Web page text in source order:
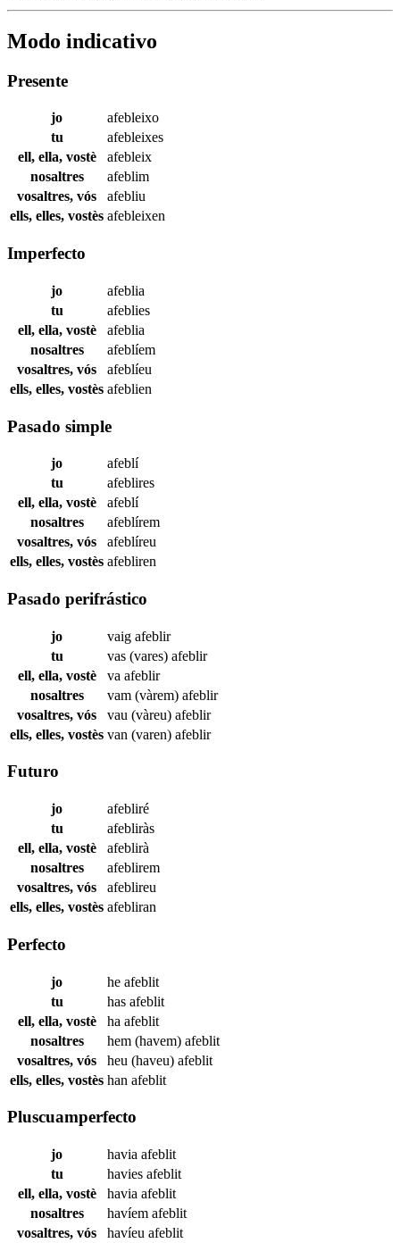
Modo indicativo
Presente
jo
afebleixo
tu
afebleixes
ell, ella, vostè
afebleix
nosaltres
afeblim
vosaltres, vós
afebliu
ells, elles, vostès afebleixen
Imperfecto
jo
afeblia
tu
afeblies
ell, ella, vostè
afeblia
nosaltres
afeblíem
vosaltres, vós
afeblíeu
ells, elles, vostès afeblien
Pasado simple
jo
afeblí
tu
afeblires
ell, ella, vostè
afeblí
nosaltres
afeblírem
vosaltres, vós
afeblíreu
ells, elles, vostès afebliren
Pasado perifrástico
jo vaig afeblir
tu
vas (vares) afeblir
ell, ella, vostè
va afeblir
nosaltres
vam (vàrem) afeblir
vosaltres, vós
vau (vàreu) afeblir
ells, elles, vostès van (varen) afeblir
Futuro
jo
afebliré
tu
afebliràs
ell, ella, vostè
afeblirà
nosaltres
afeblirem
vosaltres, vós
afeblireu
ells, elles, vostès afebliran
Perfecto
jo he afeblit
tu
has afeblit
ell, ella, vostè
ha afeblit
nosaltres
hem (havem) afeblit
vosaltres, vós
heu (haveu) afeblit
ells, elles, vostès han afeblit
Pluscuamperfecto
jo havia afeblit
tu
havies afeblit
ell, ella, vostè
havia afeblit
nosaltres
havíem afeblit
vosaltres, vós
havíeu afeblit